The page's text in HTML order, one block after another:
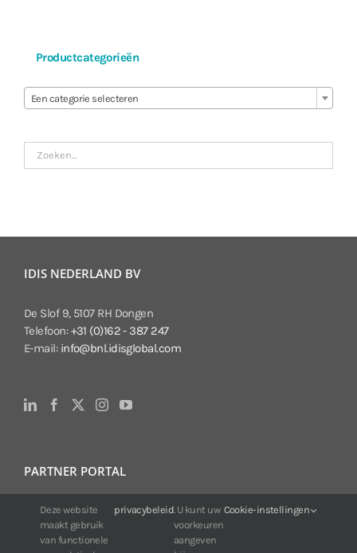
Productcategorieën
Een categorie selecteren
IDIS NEDERLAND BV
De Slof 9, 5107 RH Dongen
Telefoon:+31 (0)162 - 387 247
E-mail: info@bnl.idisglobal.com
PARTNER PORTAL
Voor klanten van IDIS:
24/7 beschikbaarheid, altijd en overal.
Web:https://portal.idisglobal.solutions
Deze website
maakt gebruik
van functionele
privacybeleid. U kunt uw
voorkeuren
aangeven
Cookie-instellingen